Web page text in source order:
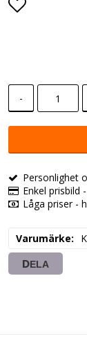
-
Personlighet
Enkel prisbild
Låga priser -
Varumärke
DELA